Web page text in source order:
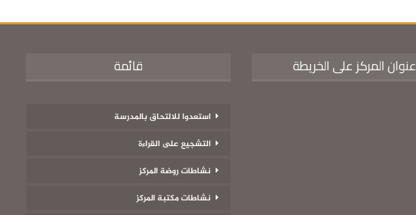
عنوان المركز على الخريطة قائمة
استعدوا للالتحاق بالمدرسة
التشجيع على القراءة
نشاطات روضة المركز
نشاطات مكتبة المركز